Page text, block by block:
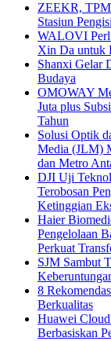
ZEEKR,
Stasiun
WALOVI
Xin Da untuk
Shanxi Gelar
Budaya
OMOWAY
Juta plus
Tahun
Solusi Optik
Media (JLM)
dan Metro
DJI Uji
Terobosan
Ketinggian
Haier
Pengelolaan
Perkuat
SJM Sambut
8
Berkualitas
Huawei
Berbasiskan